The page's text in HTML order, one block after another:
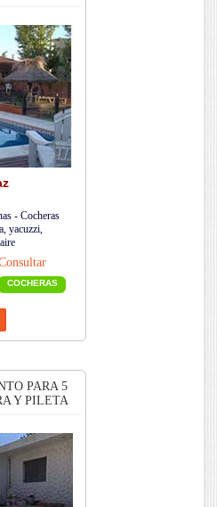
- Cocheras
yacuzzi,
COCHERAS
PARA 5
Y PILETA